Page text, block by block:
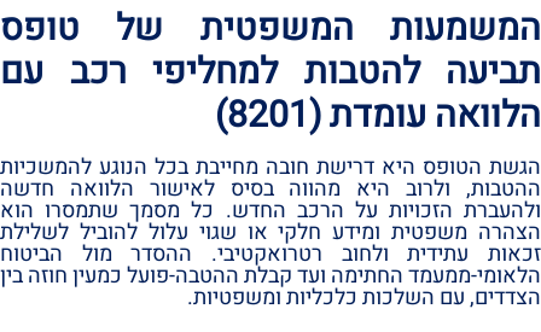
המשמעות המשפטית של טופס
תביעה להטבות למחליפי רכב עם
הלוואה עומדת ‏(8201)‏
הגשת הטופס היא דרישת חובה מחייבת בכל הנוגע להמשכיות
ההטבות,‏ ולרוב היא מהווה בסיס לאישור הלוואה חדשה
ולהעברת הזכויות על הרכב החדש.‏ כל מסמך שתמסרו הוא
הצהרה משפטית ומידע חלקי או שגוי עלול להוביל לשלילת
זכאות עתידית ולחוב רטרואקטיבי.‏ ההסדר מול הביטוח
הלאומי-ממעמד החתימה ועד קבלת ההטבה-פועל כמעין חוזה בין
הצדדים,‏ עם השלכות כלכליות ומשפטיות.‏